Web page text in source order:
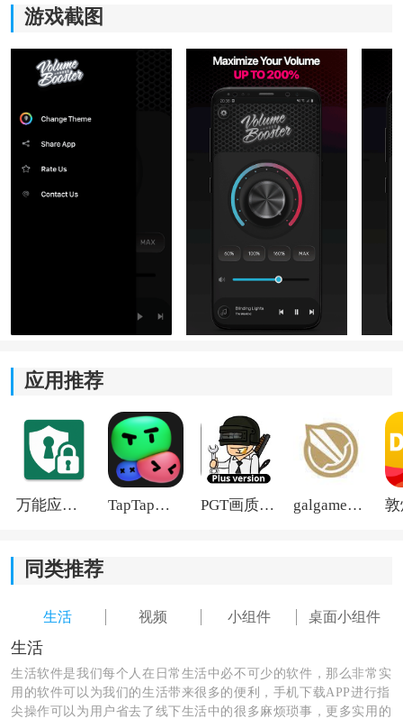
音量增强器软件特色：
1、在平台的各项功能支持下，我们就可以轻轻松松的对
2、适配场景非常丰富，比如音乐，通话，游戏，
3、我们还可以在软件当中进行精细化调节，可以对某些
部分的音效进行中音，低音，高音等处理。
游戏截图
应用推荐
万能应用隐藏 TapTap国际版2026 PGT画质助手旧版 galgame游戏盒子2026
同类推荐
生活 视频 小组件 桌面小组件
生活
生活软件是我们每个人在日常生活中必不可少的软件，那么非常实
用的软件可以为我们的生活带来很多的便利，手机下载APP进行指
尖操作可以为用户省去了线下生活中的很多麻烦琐事，更多实用的